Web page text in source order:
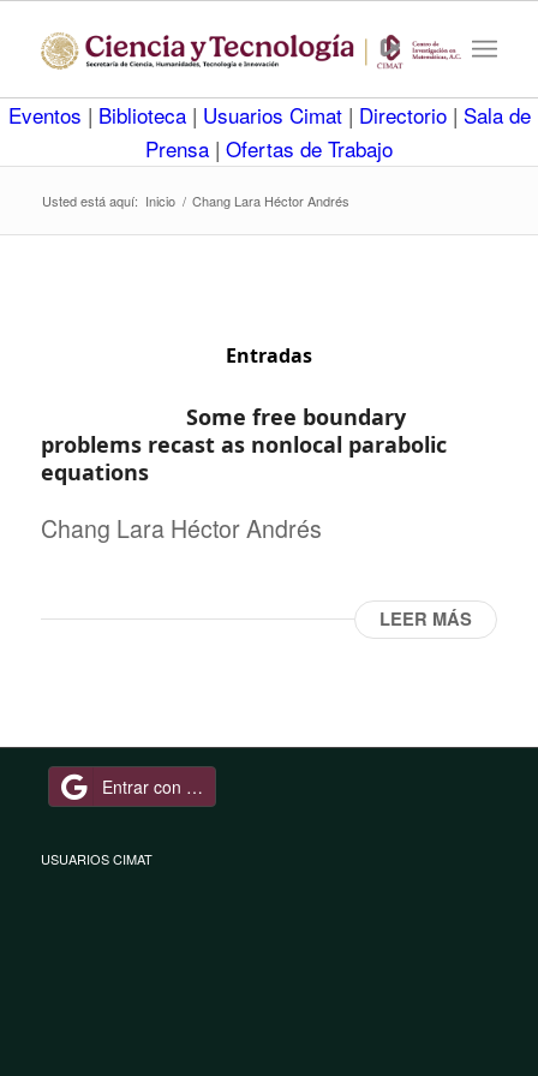
Eventos | Biblioteca | Usuarios Cimat | Directorio | Sala de
Prensa | Ofertas de Trabajo
Usted está aquí: Inicio / Chang Lara Héctor Andrés
Entradas
Some free boundary
problems recast as nonlocal parabolic
equations
Chang Lara Héctor Andrés
LEER MÁS
Entrar con Google
USUARIOS CIMAT